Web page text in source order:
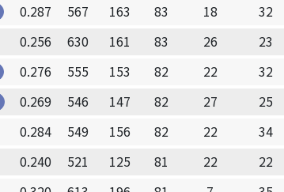
0.287 567 163 83 18 32
0.256 630 161 83 26 23
0.276 555 153 82 22 32
0.269 546 147 82 27 25
0.284 549 156 82 22 34
0.240 521 125 81 22 22